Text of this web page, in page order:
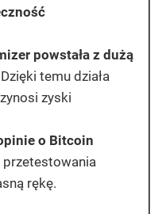
powstała z dużą
temu działa
zyski
o Bitcoin
przetestowania
rękę.